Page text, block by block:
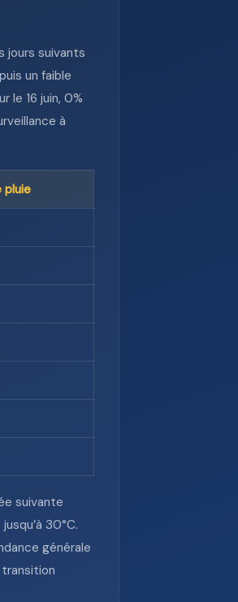
jours suivants
un faible
le 16 juin, 0%
à
pluie
suivante
30°C.
générale